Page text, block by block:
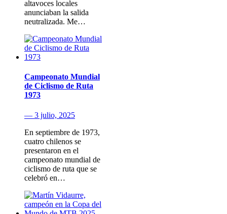
altavoces locales
anunciaban la salida
neutralizada. Me…
Campeonato Mundial
de Ciclismo de Ruta
1973
— 3 julio, 2025
En septiembre de 1973,
cuatro chilenos se
presentaron en el
campeonato mundial de
ciclismo de ruta que se
celebró en…